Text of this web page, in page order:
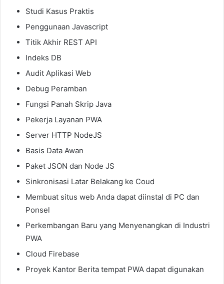
Studi Kasus Praktis
Penggunaan Javascript
Titik Akhir REST API
Indeks DB
Audit Aplikasi Web
Debug Peramban
Fungsi Panah Skrip Java
Pekerja Layanan PWA
Server HTTP NodeJS
Basis Data Awan
Paket JSON dan Node JS
Sinkronisasi Latar Belakang ke Coud
Membuat situs web Anda dapat diinstal di PC dan
Ponsel
Perkembangan Baru yang Menyenangkan di Industri
PWA
Cloud Firebase
Proyek Kantor Berita tempat PWA dapat digunakan